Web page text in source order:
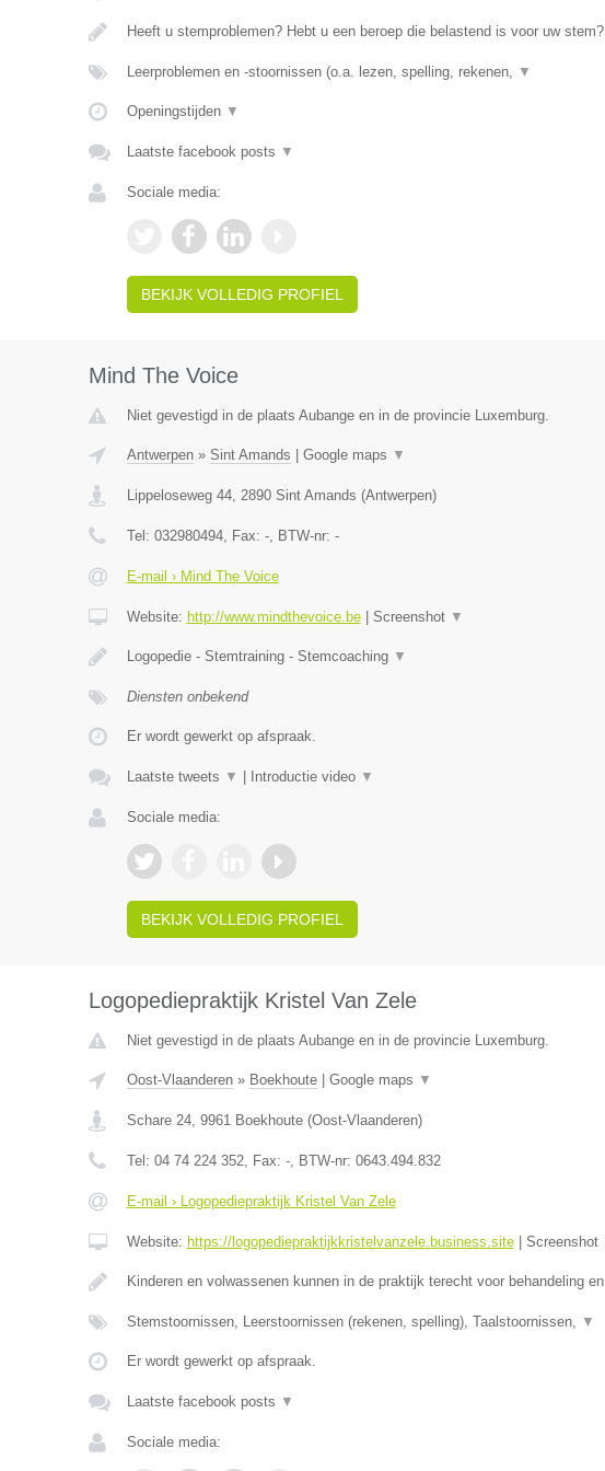
Heeft u stemproblemen? Hebt u een beroep die belastend is voor uw stem?
Leerproblemen en -stoornissen (o.a. lezen, spelling, rekenen, ▼
Openingstijden ▼
Laatste facebook posts ▼
Sociale media:
BEKIJK VOLLEDIG PROFIEL
Mind The Voice
Niet gevestigd in de plaats Aubange en in de provincie Luxemburg.
Antwerpen» Sint Amands Google maps ▼
Lippeloseweg 44, 2890 Sint Amands (Antwerpen)
Tel: 032980494, Fax: -, BTW-nr: -
E-mail › Mind The Voice
Website: http://www.mindthevoice.be| Screenshot ▼
Logopedie - Stemtraining - Stemcoaching ▼
Diensten onbekend
Er wordt gewerkt op afspraak.
Laatste tweets ▼ Introductie video ▼
Sociale media:
BEKIJK VOLLEDIG PROFIEL
Logopediepraktijk Kristel Van Zele
Niet gevestigd in de plaats Aubange en in de provincie Luxemburg.
Oost-Vlaanderen» Boekhoute| Google maps ▼
Schare 24, 9961 Boekhoute(Oost-Vlaanderen)
Tel: 04 74 224 352, Fax: -, BTW-nr: 0643.494.832
E-mail › Logopediepraktijk Kristel Van Zele
Website: https://logopediepraktijkkristelvanzele.business.site| Screenshot
Kinderen en volwassenen kunnen in de praktijk terecht voor behandeling en
Stemstoornissen, Leerstoornissen (rekenen, spelling), Taalstoornissen, ▼
Er wordt gewerkt op afspraak.
Laatste facebook posts ▼
Sociale media: